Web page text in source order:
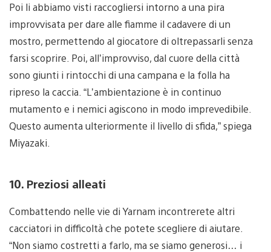
Poi li abbiamo visti raccogliersi intorno a una pira
improvvisata per dare alle fiamme il cadavere di un
mostro, permettendo al giocatore di oltrepassarli senza
farsi scoprire. Poi, all’improvviso, dal cuore della città
sono giunti i rintocchi di una campana e la folla ha
ripreso la caccia. “L’ambientazione è in continuo
mutamento e i nemici agiscono in modo imprevedibile.
Questo aumenta ulteriormente il livello di sfida,” spiega
Miyazaki.
10. Preziosi alleati
Combattendo nelle vie di Yarnam incontrerete altri
cacciatori in difficoltà che potete scegliere di aiutare.
“Non siamo costretti a farlo, ma se siamo generosi… i